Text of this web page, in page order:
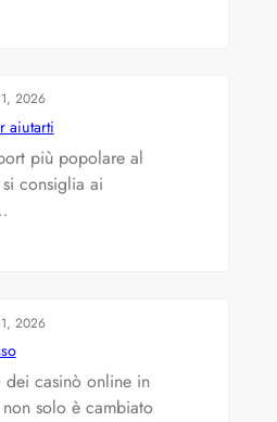
2026
aiutarti
più popolare al
consiglia ai
2026
dei casinò online in
solo è cambiato